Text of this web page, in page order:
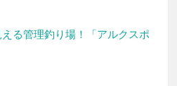
る管理釣り場！「アルクスポ